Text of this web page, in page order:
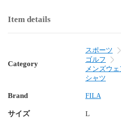
Item details
Category
スポーツ
ゴルフ
メンズウェ
シャツ
Brand FILA
サイズ L